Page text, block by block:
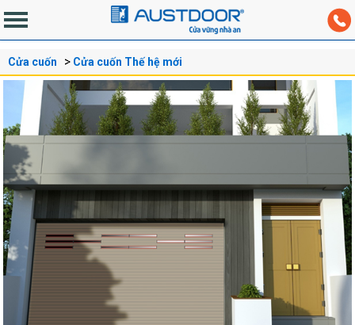
Cửa cuốn Cửa cuốn Thế hệ mới